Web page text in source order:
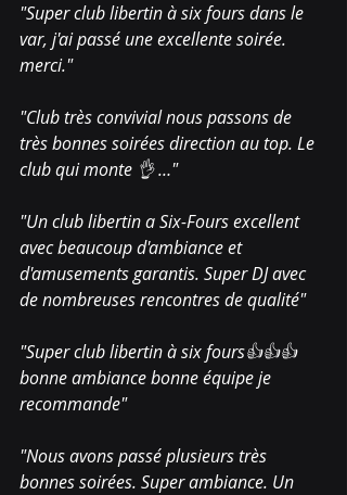
"Super club libertin à six fours dans le
var, j'ai passé une excellente soirée.
merci."
"Club très convivial nous passons de
très bonnes soirées direction au top. Le
club qui monte 👌 …"
"Un club libertin a Six-Fours excellent
avec beaucoup d'ambiance et
d'amusements garantis. Super DJ avec
de nombreuses rencontres de qualité"
"Super club libertin à six fours👍👍👍
bonne ambiance bonne équipe je
recommande"
"Nous avons passé plusieurs très
bonnes soirées. Super ambiance. Un